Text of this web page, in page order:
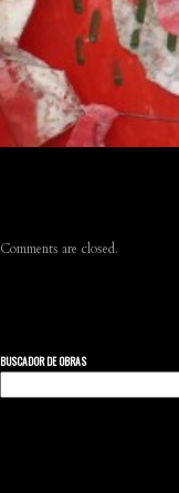
Comments are closed.
BUSCADOR DE OBRAS